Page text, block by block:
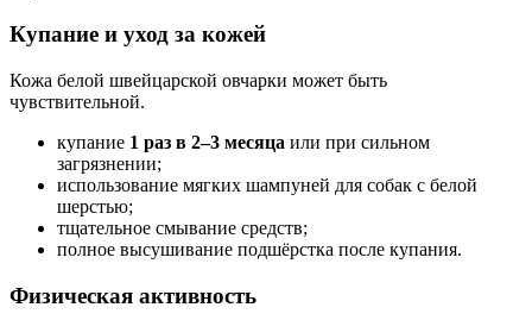
Купание и уход за кожей
Кожа белой швейцарской овчарки может быть
чувствительной.
купание 1 раз в 2–3 месяца или при сильном
загрязнении;
использование мягких шампуней для собак с белой
шерстью;
тщательное смывание средств;
полное высушивание подшёрстка после купания.
Физическая активность